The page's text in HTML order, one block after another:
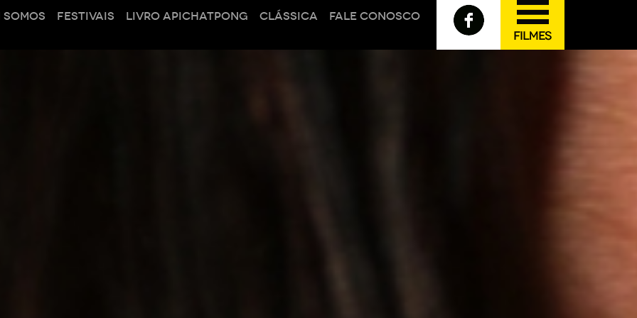
SOMOS FESTIVAIS LIVRO APICHATPONG CLÁSSICA FALE CONOSCO